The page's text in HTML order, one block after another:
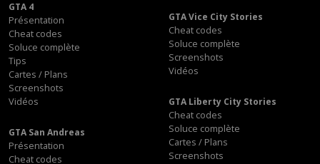
GTA 4
Présentation
Cheat codes
Soluce complète
Tips
Cartes / Plans
Screenshots
Vidéos
GTA Vice City Stories
Cheat codes
Soluce complète
Screenshots
Vidéos
GTA Liberty City Stories
Cheat codes
Soluce complète
Cartes / Plans
Screenshots
GTA San Andreas
Présentation
Cheat codes